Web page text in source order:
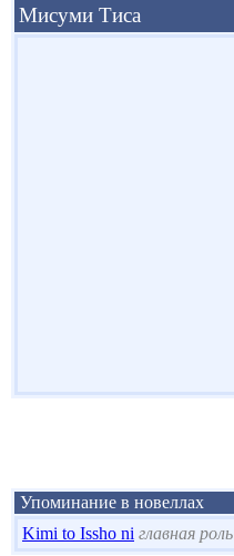
Мисуми Тиса
Упоминание в новеллах
Kimi to Issho ni главная роль